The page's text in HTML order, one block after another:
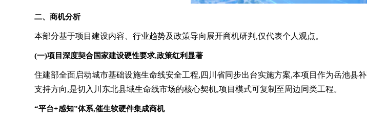
二、商机分析
本部分基于项目建设内容、行业趋势及政策导向展开商机研判,仅代表个人观点。
(一)项目深度契合国家建设硬性要求,政策红利显著
住建部全面启动城市基础设施生命线安全工程,四川省同步出台实施方案,本项目作为岳池县
支持方向,是切入川东北县域生命线市场的核心契机,项目模式可复制至周边同类工程。
“平台+感知”体系,催生软硬件集成商机